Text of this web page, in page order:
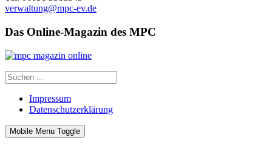
verwaltung@mpc-ev.de
Das Online-Magazin des MPC
Impressum
Datenschutzerklärung
Mobile Menu Toggle